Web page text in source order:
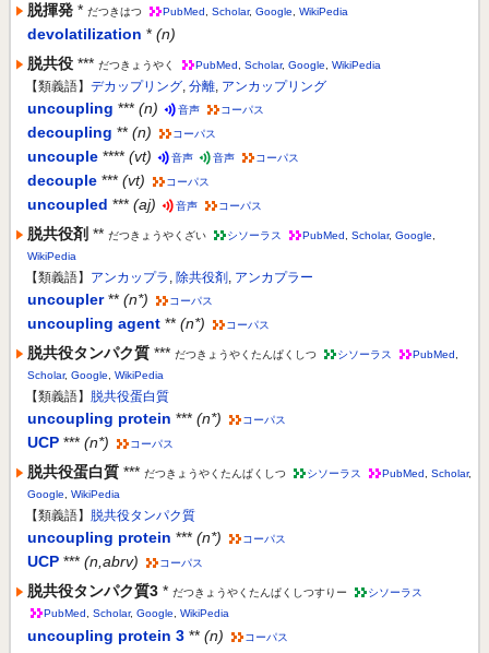
脱揮発 * だつきはつ PubMed Scholar, Google WikiPedia
devolatilization * (n)
脱共役 *** だつきょうやく PubMed Scholar, Google WikiPedia
【類義語】 デカップリング, 分離, アンカップリング
uncoupling *** (n) 音声 コーパス
decoupling ** (n) コーパス
uncouple **** (vt) 音声 音声 コーパス
decouple *** (vt) コーパス
uncoupled *** (aj) 音声 コーパス
脱共役剤 ** だつきょうやくざい シソーラス PubMed Scholar, Google
WikiPedia
【類義語】 アンカップラ , 除共役剤 , アンカプラー
uncoupler ** (n*) コーパス
uncoupling agent ** (n*) コーパス
脱共役タンパク質 *** だつきょうやくたんぱくしつ シソーラス PubMed
Scholar, Google WikiPedia
【類義語】 脱共役蛋白質
uncoupling protein *** (n*) コーパス
UCP *** (n*) コーパス
脱共役蛋白質 *** だつきょうやくたんぱくしつ シソーラス PubMed Scholar,
Google
WikiPedia
【類義語】 脱共役タンパク質
uncoupling protein *** (n*) コーパス
UCP *** (n,abrv) コーパス
脱共役タンパク質3 * だつきょうやくたんぱくしつすりー
シソーラス
PubMed
Scholar, Google WikiPedia
uncoupling protein 3 ** (n) コーパス